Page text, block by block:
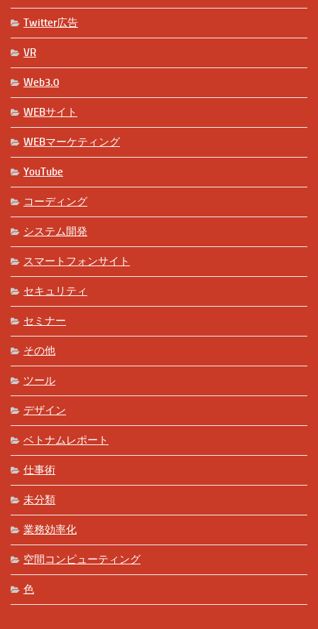
Twitter広告
VR
Web3.0
WEBサイト
WEBマーケティング
YouTube
コーディング
システム開発
スマートフォンサイト
セキュリティ
セミナー
その他
ツール
デザイン
ベトナムレポート
仕事術
未分類
業務効率化
空間コンピューティング
色